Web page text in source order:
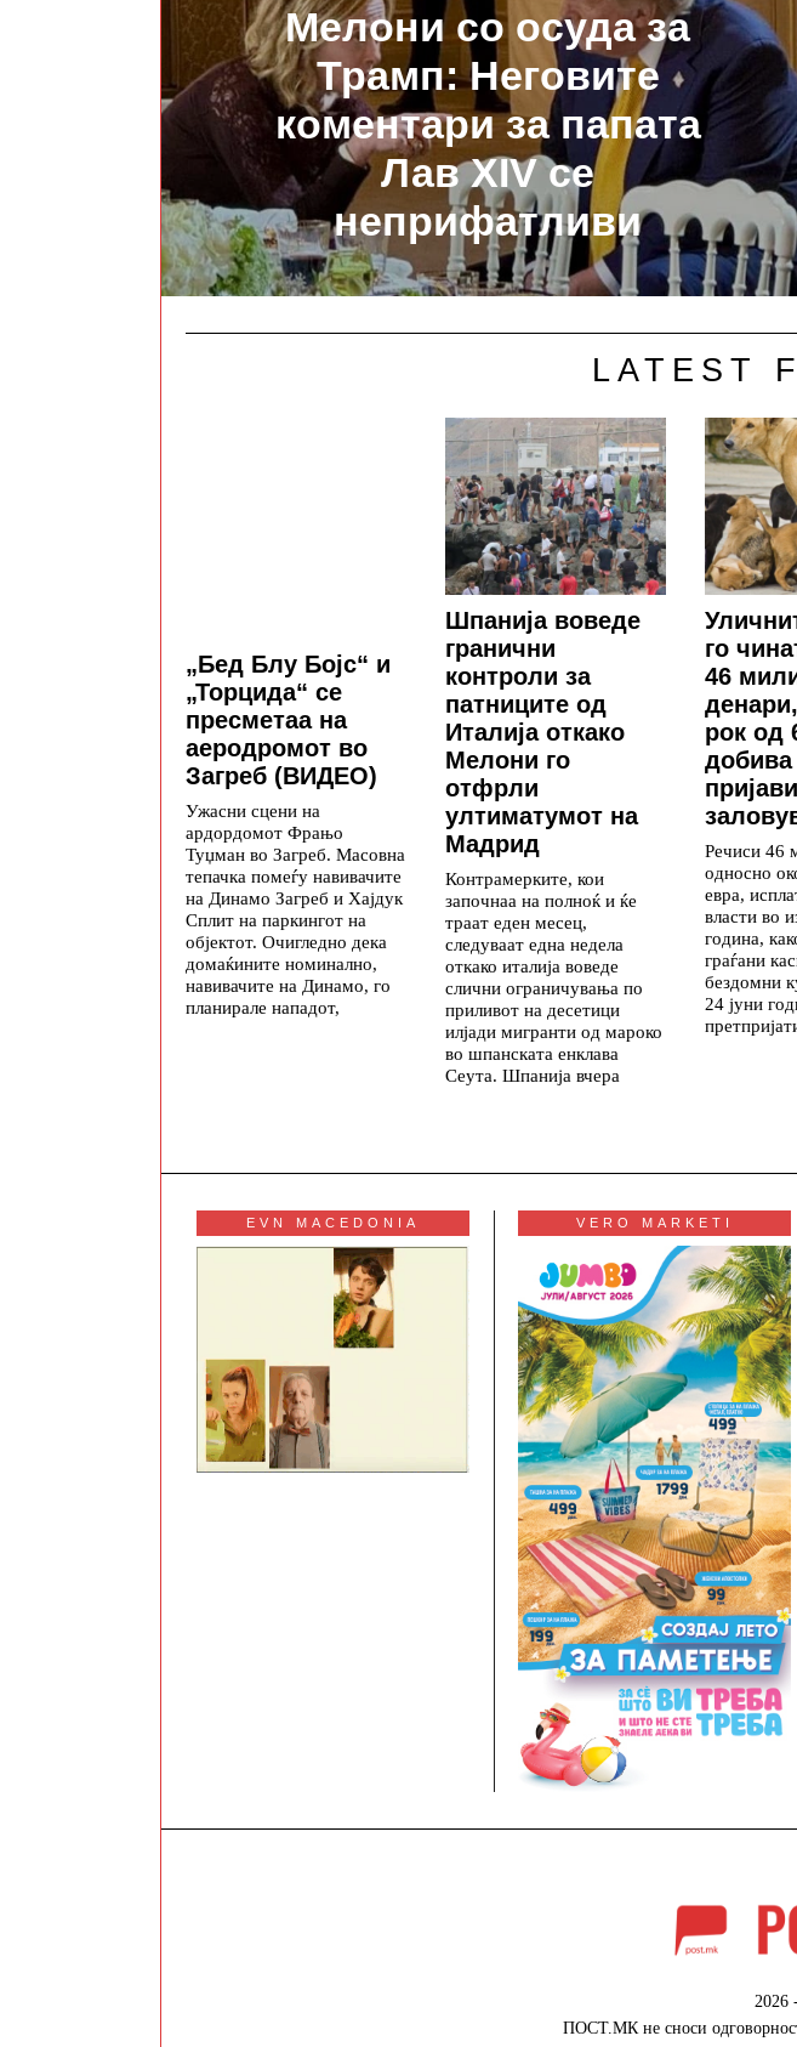
Мелони со осуда за
Трамп: Неговите
коментари за папата
Лав XIV се
неприфатливи
LATEST
„Бед Блу Бојс“ и
„Торцида“ се
пресметаа на
аеродромот во
Загреб (ВИДЕО)
Ужасни сцени на
ардордомот Фрањо
Туџман во Загреб. Масовна
тепачка помеѓу навивачите
на Динамо Загреб и Хајдук
Сплит на паркингот на
објектот. Очигледно дека
домаќините номинално,
навивачите на Динамо, го
планирале нападот,
Шпанија воведе
гранични
контроли за
патниците од
Италија откако
Мелони го
отфрли
ултиматумот на
Мадрид
Контрамерките, кои
започнаа на полноќ и ќе
траат еден месец,
следуваат една недела
откако италија воведе
слични ограничувања по
приливот на десетици
илјади мигранти од мароко
во шпанската енклава
Сеута. Шпанија вчера
го
46
рок од
добива
Речиси 46
односно
евра,
власти во
година,
граѓани
бездомни
24 јуни
EVN MACEDONIA VERO MARKETI
2026
ПОСТ.МК не сноси